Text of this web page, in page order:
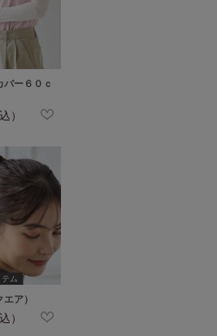
バー６０ｃ
）
ム
ア）
）